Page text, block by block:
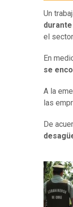
Un
el
En
se
A la
las
De